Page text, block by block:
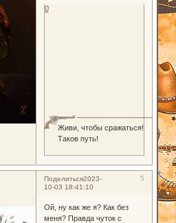
Живи, чтобы сражаться!
Таков путь!
0
Поделиться 5
2023-
10-03 18:41:10
Ой, ну как же я? Как без
меня? Правда чуток с